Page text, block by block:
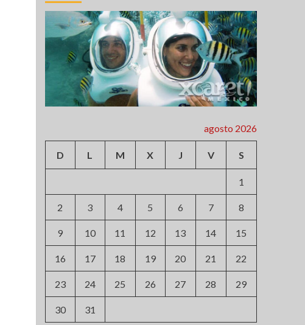
agosto 2026
D L M X J V S
1
2 3 4 5 6 7 8
9 10 11 12 13 14 15
16 17 18 19 20 21 22
23 24 25 26 27 28 29
30 31